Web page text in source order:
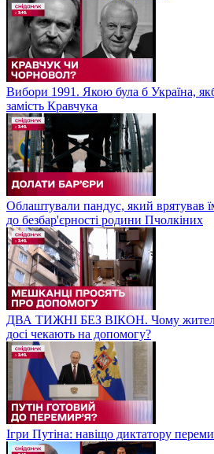
Вибори 1991. Якою була б Україна,
замість Кравчука
Облаштували пандус, який врятував
до безбар'єрності родини Пчолкіних
ДВА ТИЖНІ БЕЗ ВІКОН. Чому жителі
досі чекають на допомогу?
Ігри Путіна: навіщо диктатору